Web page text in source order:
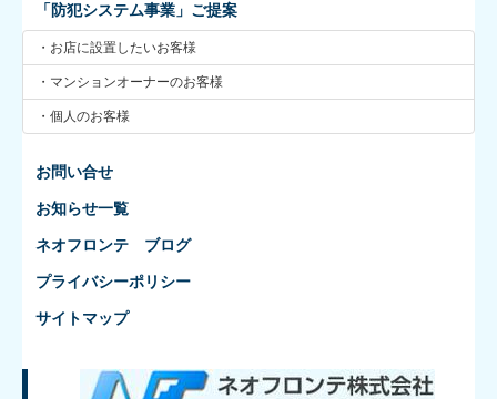
「防犯システム事業」ご提案
・お店に設置したいお客様
・マンションオーナーのお客様
・個人のお客様
お問い合せ
お知らせ一覧
ネオフロンテ ブログ
プライバシーポリシー
サイトマップ